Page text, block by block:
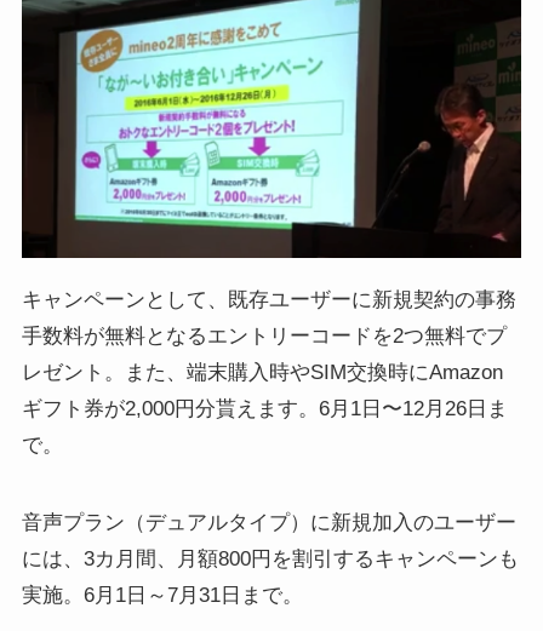
キャンペーンとして、既存ユーザーに新規契約の事務
手数料が無料となるエントリーコードを2つ無料でプ
レゼント。また、端末購入時やSIM交換時にAmazon
ギフト券が2,000円分貰えます。6月1日〜12月26日ま
で。
音声プラン（デュアルタイプ）に新規加入のユーザー
には、3カ月間、月額800円を割引するキャンペーンも
実施。6月1日～7月31日まで。